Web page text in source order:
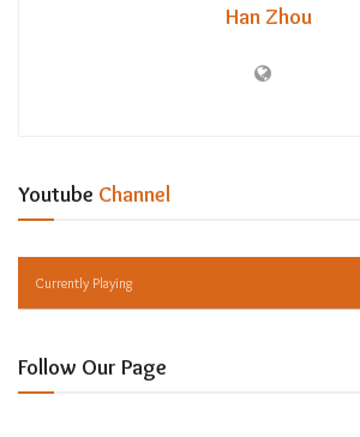
Han Zhou
Youtube Channel
Currently Playing
Follow Our Page